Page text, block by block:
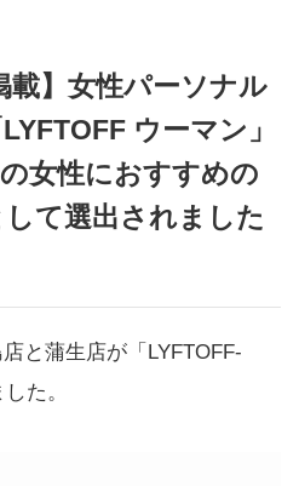
載】女性パーソナル
ウーマン」
女性におすすめの
て選出されました
と蒲生店が「LYFTOFF-
た。